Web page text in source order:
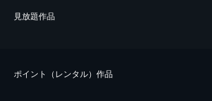
⾒放題作品
ポイント（レンタル）作品